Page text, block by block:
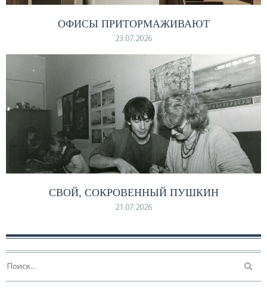
ОФИСЫ ПРИТОРМАЖИВАЮТ
23.07.2026
СВОЙ, СОКРОВЕННЫЙ ПУШКИН
21.07.2026